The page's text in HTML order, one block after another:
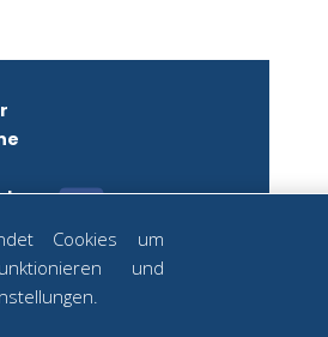
Cookies um
und